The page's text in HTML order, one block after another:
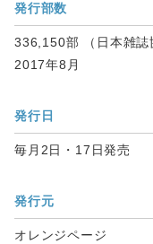
発行部数
336,150部 （日本雑誌
2017年8月
発行日
毎月2日・17日発売
発行元
オレンジページ